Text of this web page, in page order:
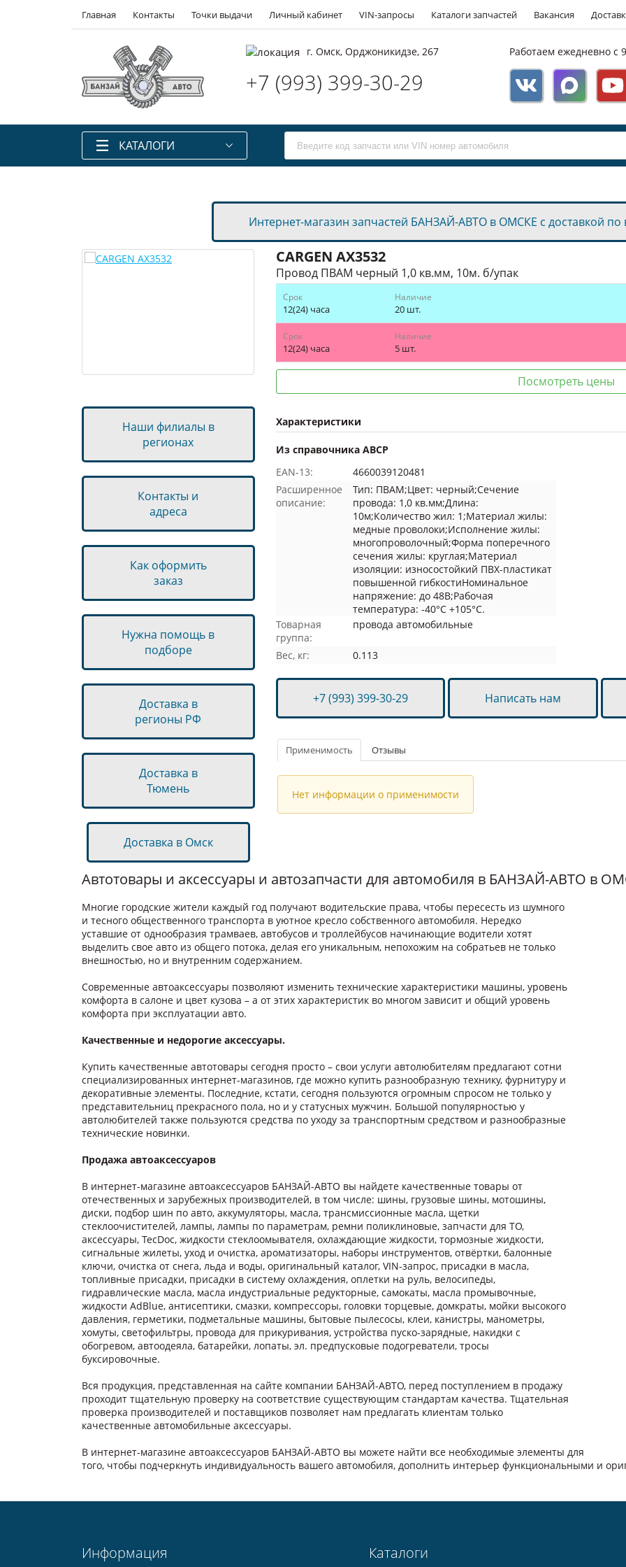
Главная Контакты Точки выдачи Личный кабинет VIN-запросы Каталоги запчастей Вакансия
г. Омск, Орджоникидзе, 267
+7 (993) 399-30-29
Работаем ежедневно с
КАТАЛОГИ
Ilcats
Запчасти китайских авто
Запчасти для ТО
Бренды запчастей
Интернет-магазин запчастей БАНЗАЙ-АВТО в ОМСКЕ с доставкой по
Наши филиалы в
регионах
Контакты и
адреса
Как оформить
заказ
Нужна помощь в
подборе
Доставка в
регионы РФ
Доставка в
Тюмень
Доставка в Омск
CARGEN AX3532
Провод ПВАМ черный 1,0 кв.мм, 10м. б/упак
Срок
12(24) часа
Наличие
20 шт.
Срок
12(24) часа
Наличие
5 шт.
Посмотреть цены
Характеристики
Из справочника ABCP
EAN-13:
4660039120481
Расширенное
описание:
Тип: ПВАМ;Цвет: черный;Сечение
провода: 1,0 кв.мм;Длина:
10м;Количество жил: 1;Материал жилы:
медные проволоки;Исполнение жилы:
многопроволочный;Форма поперечного
сечения жилы: круглая;Материал
изоляции: износостойкий ПВХ-пластикат
повышенной гибкостиНоминальное
напряжение: до 48В;Рабочая
температура: -40°C +105°C.
Товарная
группа:
провода автомобильные
Вес, кг: 0.113
+7 (993) 399-30-29 Написать нам
Применимость Отзывы
Нет информации о применимости
Автотовары и аксессуары и автозапчасти для автомобиля в БАНЗАЙ-АВТО в
Многие городские жители каждый год получают водительские права, чтобы пересесть из шумного
и тесного общественного транспорта в уютное кресло собственного автомобиля. Нередко
уставшие от однообразия трамваев, автобусов и троллейбусов начинающие водители хотят
выделить свое авто из общего потока, делая его уникальным, непохожим на собратьев не только
внешностью, но и внутренним содержанием.
Современные автоаксессуары позволяют изменить технические характеристики машины, уровень
комфорта в салоне и цвет кузова – а от этих характеристик во многом зависит и общий уровень
комфорта при эксплуатации авто.
Качественные и недорогие аксессуары.
Купить качественные автотовары сегодня просто – свои услуги автолюбителям предлагают сотни
специализированных интернет-магазинов, где можно купить разнообразную технику, фурнитуру и
декоративные элементы. Последние, кстати, сегодня пользуются огромным спросом не только у
представительниц прекрасного пола, но и у статусных мужчин. Большой популярностью у
автолюбителей также пользуются средства по уходу за транспортным средством и разнообразные
технические новинки.
Продажа автоаксессуаров
В интернет-магазине автоаксессуаров БАНЗАЙ-АВТО вы найдете качественные товары от
отечественных и зарубежных производителей, в том числе: шины, грузовые шины, мотошины,
диски, подбор шин по авто, аккумуляторы, масла, трансмиссионные масла, щетки
стеклоочистителей, лампы, лампы по параметрам, ремни поликлиновые, запчасти для ТО,
аксессуары, TecDoc, жидкости стеклоомывателя, охлаждающие жидкости, тормозные жидкости,
сигнальные жилеты, уход и очистка, ароматизаторы, наборы инструментов, отвёртки, балонные
ключи, очистка от снега, льда и воды, оригинальный каталог, VIN-запрос, присадки в масла,
топливные присадки, присадки в систему охлаждения, оплетки на руль, велосипеды,
гидравлические масла, масла индустриальные редукторные, самокаты, масла промывочные,
жидкости AdBlue, антисептики, смазки, компрессоры, головки торцевые, домкраты, мойки высокого
давления, герметики, подметальные машины, бытовые пылесосы, клеи, канистры, манометры,
хомуты, светофильтры, провода для прикуривания, устройства пуско-зарядные, накидки с
обогревом, автоодеяла, батарейки, лопаты, эл. предпусковые подогреватели, тросы
буксировочные.
Вся продукция, представленная на сайте компании БАНЗАЙ-АВТО, перед поступлением в продажу
проходит тщательную проверку на соответствие существующим стандартам качества. Тщательная
проверка производителей и поставщиков позволяет нам предлагать клиентам только
качественные автомобильные аксессуары.
В интернет-магазине автоаксессуаров БАНЗАЙ-АВТО вы можете найти все необходимые элементы для
того, чтобы подчеркнуть индивидуальность вашего автомобиля, дополнить интерьер функциональными и
Информация Каталоги